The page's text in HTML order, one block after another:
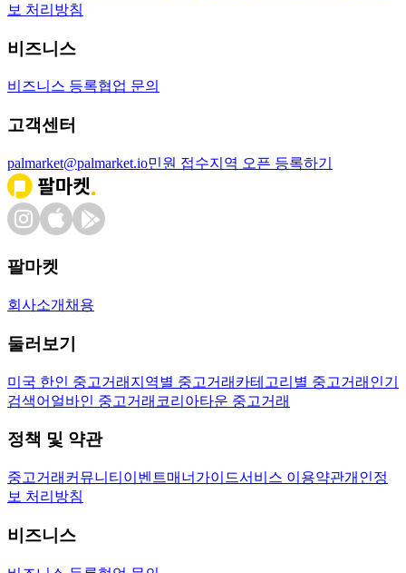
보 처리방침
비즈니스
비즈니스 등록협업 문의
고객센터
palmarket@palmarket.io민원 접수지역 오픈 등록하기
팔마켓
회사소개 채용
둘러보기
미국 한인 중고거래 지역별 중고거래 카테고리별 중고거래 인기
검색어 얼바인 중고거래 코리아타운 중고거래
정책 및 약관
중고거래 커뮤니티 이벤트매너가이드서비스 이용약관개인정
보 처리방침
비즈니스